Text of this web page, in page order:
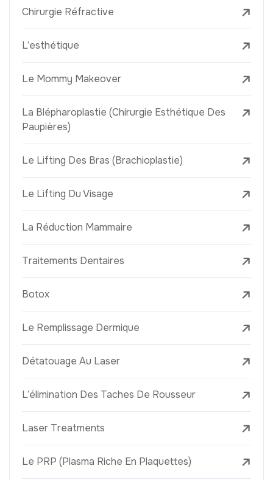
Chirurgie Réfractive
L’esthétique
Le Mommy Makeover
La Blépharoplastie (Chirurgie Esthétique Des
Paupières)
Le Lifting Des Bras (Brachioplastie)
Le Lifting Du Visage
La Réduction Mammaire
Traitements Dentaires
Botox
Le Remplissage Dermique
Détatouage Au Laser
L’élimination Des Taches De Rousseur
Laser Treatments
Le PRP (Plasma Riche En Plaquettes)